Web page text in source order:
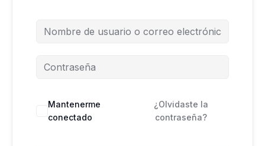
Mantenerme
conectado
¿Olvidaste la
contraseña?